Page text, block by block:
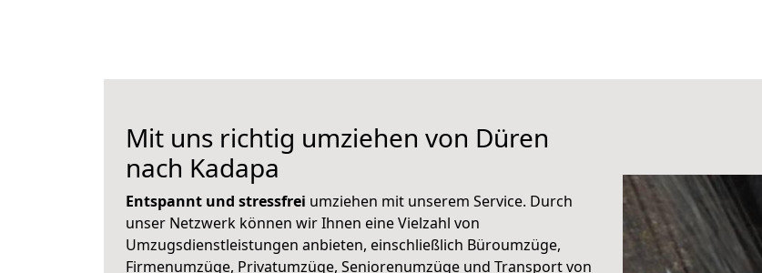
Mit uns richtig umziehen von Düren
nach Kadapa
Entspannt und stressfrei umziehen mit unserem Service. Durch
unser Netzwerk können wir Ihnen eine Vielzahl von
Umzugsdienstleistungen anbieten, einschließlich Büroumzüge,
Firmenumzüge, Privatumzüge, Seniorenumzüge und Transport von